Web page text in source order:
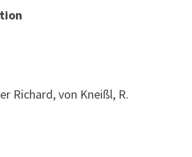
Richard, von Kneißl, R.